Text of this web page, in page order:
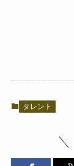
タレント